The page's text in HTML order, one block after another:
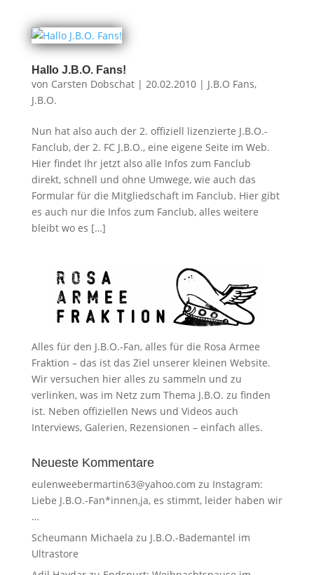
Hallo J.B.O. Fans!
von Carsten Dobschat| 20.02.2010| J.B.O Fans,
J.B.O.
Nun hat also auch der 2. offiziell lizenzierte J.B.O.-
Fanclub, der 2. FC J.B.O., eine eigene Seite im Web.
Hier findet Ihr jetzt also alle Infos zum Fanclub
direkt, schnell und ohne Umwege, wie auch das
Formular für die Mitgliedschaft im Fanclub. Hier gibt
es auch nur die Infos zum Fanclub, alles weitere
bleibt wo es […]
Alles für den J.B.O.-Fan, alles für die Rosa Armee
Fraktion – das ist das Ziel unserer kleinen Website.
Wir versuchen hier alles zu sammeln und zu
verlinken, was im Netz zum Thema J.B.O. zu finden
ist. Neben offiziellen News und Videos auch
Interviews, Galerien, Rezensionen – einfach alles.
Neueste Kommentare
eulenweebermartin63@yahoo.com zu Instagram:
Liebe J.B.O.-Fan*innen,ja, es stimmt, leider haben wir
…
Scheumann Michaela zu J.B.O.-Bademantel im
Ultrastore